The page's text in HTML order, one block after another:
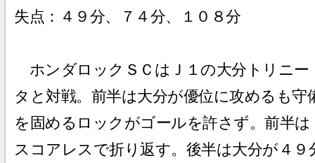
失点：４９分、７４分、１０８分
ホンダロックＳＣはＪ１の大分トリニー
タと対戦。前半は大分が優位に攻めるも守
を固めるロックがゴールを許さず。前半は
スコアレスで折り返す。後半は大分が４９